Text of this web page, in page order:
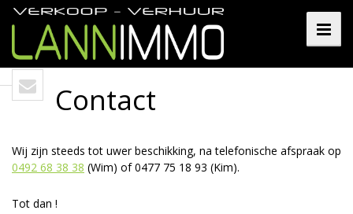
Contact
Wij zijn steeds tot uwer beschikking, na telefonische afspraak op
0492 68 38 38 (Wim) of 0477 75 18 93 (Kim).
Tot dan !